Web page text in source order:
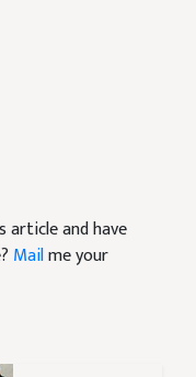
article and have
Mailme your